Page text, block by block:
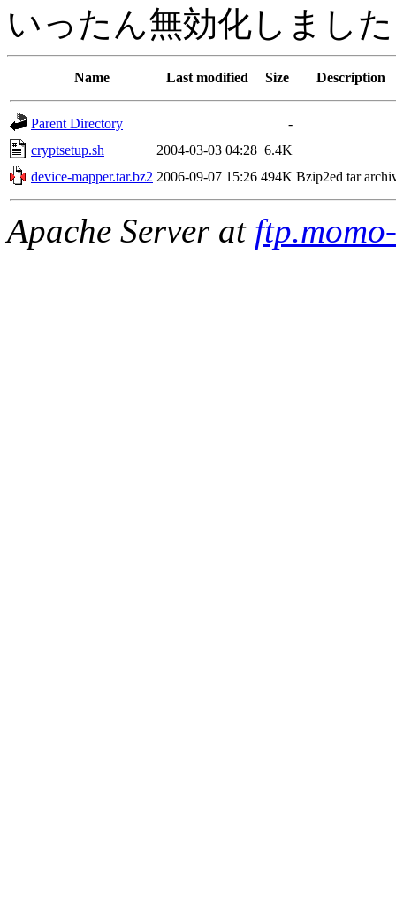
いったん無効化しまし
Name Last modified Size Description
Parent Directory
-
cryptsetup.sh
2004-03-03 04:28 6.4K
device-mapper.tar.bz2 2006-09-07 15:26 494K Bzip2ed tar
Apache Server at